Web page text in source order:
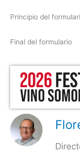
Principio del
Final del formulario